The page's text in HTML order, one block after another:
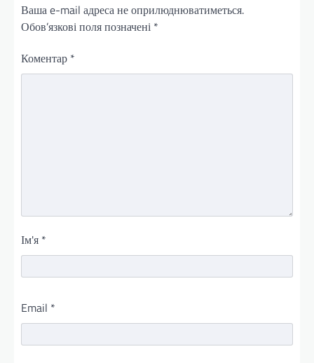
Ваша e-mail адреса не оприлюднюватиметься.
Обов’язкові поля позначені *
Коментар *
Ім'я *
Email *